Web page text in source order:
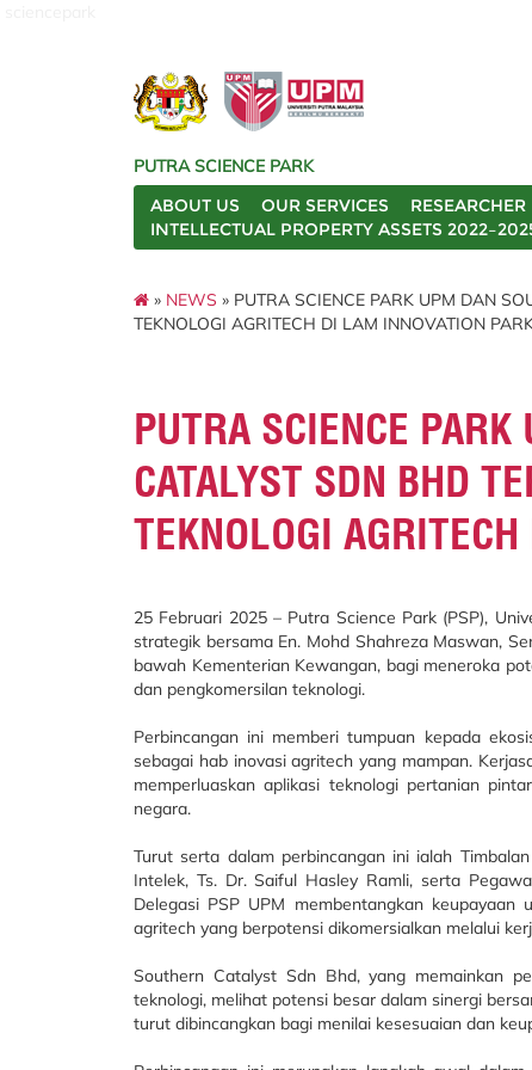
PUTRA SCIENCE PARK
ABOUT US
OUR SERVICES RESEARCHER
INTELLECTUAL PROPERTY ASSETS
» NEWS » PUTRA SCIENCE PARK UPM DAN
TEKNOLOGI AGRITECH DI LAM INNOVATION
PUTRA SCIENCE
CATALYST SDN BHD
TEKNOLOGI
25 Februari 2025 – Putra Science Park (PSP),
strategik bersama En. Mohd Shahreza Maswan,
bawah Kementerian Kewangan, bagi meneroka
dan pengkomersilan teknologi.
Perbincangan ini memberi tumpuan kepada
sebagai hab inovasi agritech yang mampan.
memperluaskan aplikasi teknologi pertanian
negara.
Turut serta dalam perbincangan ini ialah
Intelek, Ts. Dr. Saiful Hasley Ramli, serta
Delegasi PSP UPM membentangkan keupayaan
agritech yang berpotensi dikomersialkan melalui
Southern Catalyst Sdn Bhd, yang memainkan
teknologi, melihat potensi besar dalam sinergi
turut dibincangkan bagi menilai kesesuaian dan